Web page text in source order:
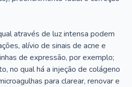
através de luz intensa podem
alívio de sinais de acne e
de expressão, por exemplo;
no qual há a injeção de colágeno
para clarear, renovar e